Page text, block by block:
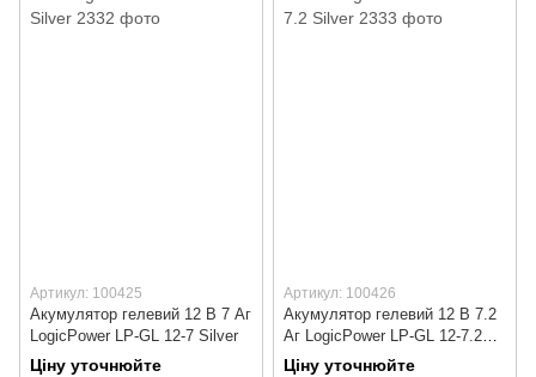
Артикул: 100425
Акумулятор гелевий 12 В 7 Аг
LogicPower LP-GL 12-7 Silver
Ціну уточнюйте
Артикул: 100426
Акумулятор гелевий 12 В 7.2
Аг LogicPower LP-GL 12-7.2
Silver
Ціну уточнюйте